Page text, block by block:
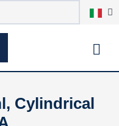
Cylindrical